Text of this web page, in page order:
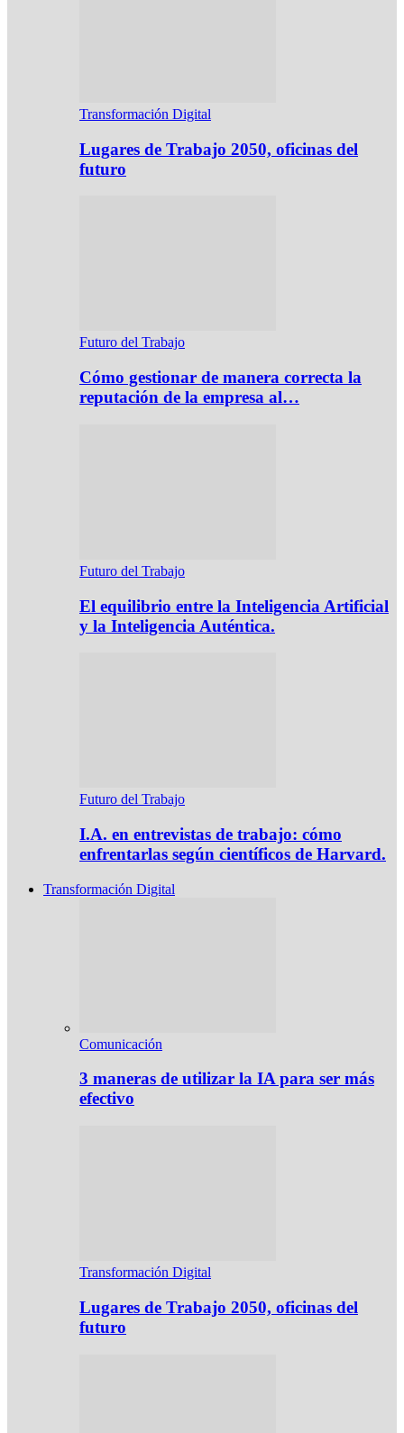
Transformación Digital
Lugares de Trabajo 2050, oficinas del
futuro
Futuro del Trabajo
Cómo gestionar de manera correcta la
reputación de la empresa al…
Futuro del Trabajo
El equilibrio entre la Inteligencia Artificial
y la Inteligencia Auténtica.
Futuro del Trabajo
I.A. en entrevistas de trabajo: cómo
enfrentarlas según científicos de Harvard.
Transformación Digital
Comunicación
3 maneras de utilizar la IA para ser más
efectivo
Transformación Digital
Lugares de Trabajo 2050, oficinas del
futuro